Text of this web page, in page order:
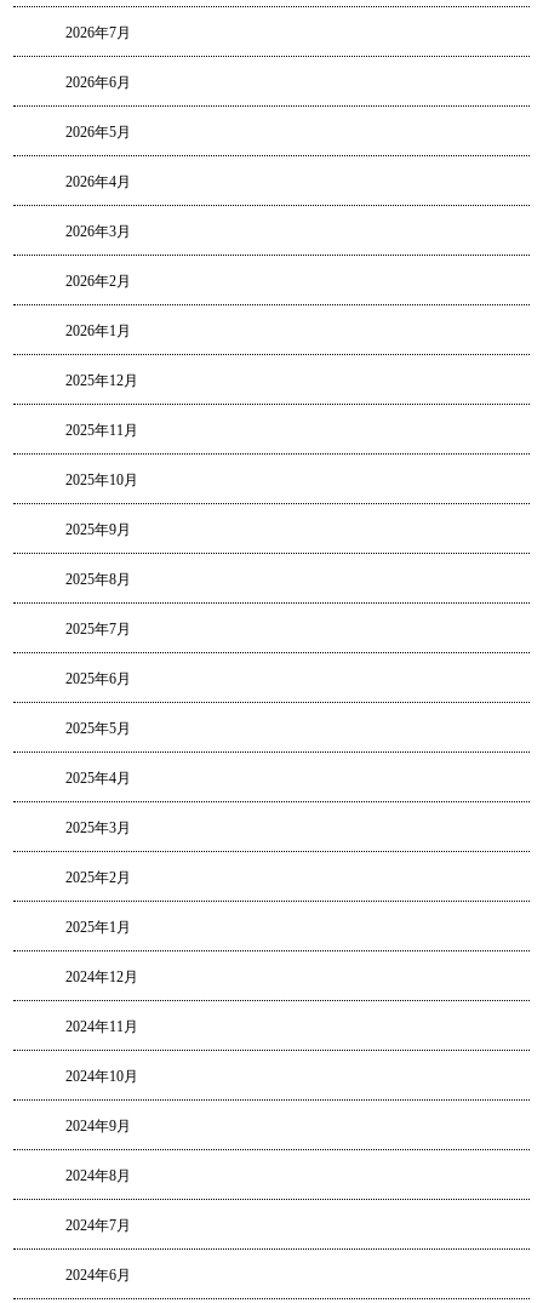
2026年7月
2026年6月
2026年5月
2026年4月
2026年3月
2026年2月
2026年1月
2025年12月
2025年11月
2025年10月
2025年9月
2025年8月
2025年7月
2025年6月
2025年5月
2025年4月
2025年3月
2025年2月
2025年1月
2024年12月
2024年11月
2024年10月
2024年9月
2024年8月
2024年7月
2024年6月